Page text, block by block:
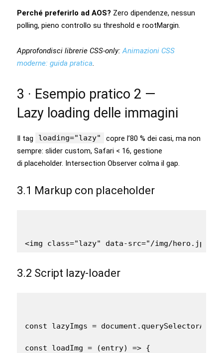
Perché preferirlo ad AOS? Zero dipendenze, nessun
polling, pieno controllo su threshold e rootMargin.
Approfondisci librerie CSS-only: Animazioni CSS
moderne: guida pratica
3 · Esempio pratico 2 —
Lazy loading delle immagini
Il tag loading="lazy"
copre l’80 % dei casi, ma non
sempre: slider custom, Safari < 16, gestione
di placeholder. Intersection Observer colma il gap.
3.1 Markup con placeholder
<img class="lazy" data-src="/img/hero.jpg"
3.2 Script lazy‑loader
const lazyImgs =
const loadImg = (entry) => {